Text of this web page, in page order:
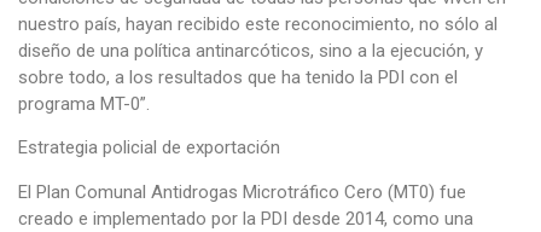
nuestro país, hayan recibido este reconocimiento, no sólo al
diseño de una política antinarcóticos, sino a la ejecución, y
sobre todo, a los resultados que ha tenido la PDI con el
programa MT-0”.
Estrategia policial de exportación
El Plan Comunal Antidrogas Microtráfico Cero (MT0) fue
creado e implementado por la PDI desde 2014, como una